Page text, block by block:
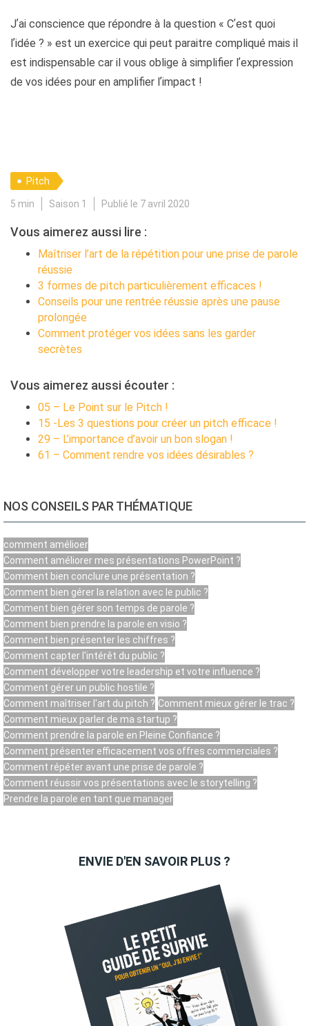
Jʼai conscience que répondre à la question « Cʼest quoi
lʼidée ? » est un exercice qui peut paraitre compliqué mais il
est indispensable car il vous oblige à simplifier lʼexpression
de vos idées pour en amplifier lʼimpact !
Pitch
5 min Saison 1 Publié le 7 avril 2020
Vous aimerez aussi lire :
Maîtriser l’art de la répétition pour une prise de parole
réussie
3 formes de pitch particulièrement efficaces !
Conseils pour une rentrée réussie après une pause
prolongée
Comment protéger vos idées sans les garder
secrètes
Vous aimerez aussi écouter :
05 – Le Point sur le Pitch !
15 -Les 3 questions pour créer un pitch efficace !
29 – L’importance d’avoir un bon slogan !
61 – Comment rendre vos idées désirables ?
NOS CONSEILS PAR THÉMATIQUE
comment amélioer
Comment améliorer mes présentations PowerPoint ?
Comment bien conclure une présentation ?
Comment bien gérer la relation avec le public ?
Comment bien gérer son temps de parole ?
Comment bien prendre la parole en visio ?
Comment bien présenter les chiffres ?
Comment capter l'intérêt du public ?
Comment développer votre leadership et votre influence ?
Comment gérer un public hostile ?
Comment maîtriser l'art du pitch ? Comment mieux gérer le trac ?
Comment mieux parler de ma startup ?
Comment prendre la parole en Pleine Confiance ?
Comment présenter efficacement vos offres commerciales ?
Comment répéter avant une prise de parole ?
Comment réussir vos présentations avec le storytelling ?
Prendre la parole en tant que manager
ENVIE D'EN SAVOIR PLUS ?